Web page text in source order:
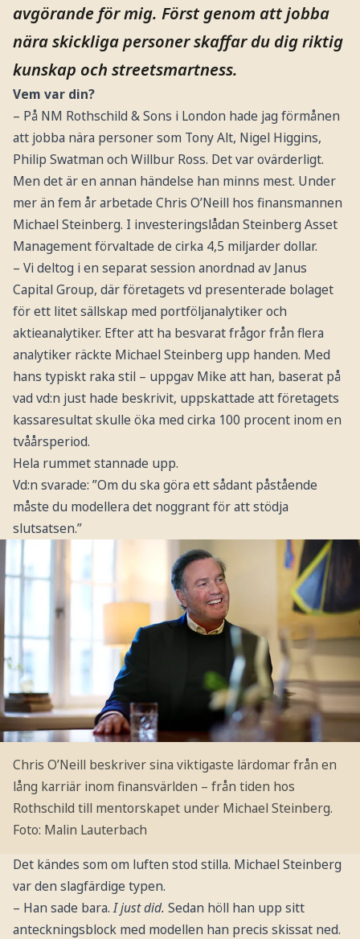
avgörande för mig. Först genom att jobba
nära skickliga personer skaffar du dig riktig
kunskap och streetsmartness.
Vem var din?
– På NM Rothschild & Sons i London hade jag förmånen
att jobba nära personer som Tony Alt, Nigel Higgins,
Philip Swatman och Willbur Ross. Det var ovärderligt.
Men det är en annan händelse han minns mest. Under
mer än fem år arbetade Chris O’Neill hos finansmannen
Michael Steinberg. I investeringslådan Steinberg Asset
Management förvaltade de cirka 4,5 miljarder dollar.
– Vi deltog i en separat session anordnad av Janus
Capital Group, där företagets vd presenterade bolaget
för ett litet sällskap med portföljanalytiker och
aktieanalytiker. Efter att ha besvarat frågor från flera
analytiker räckte Michael Steinberg upp handen. Med
hans typiskt raka stil – uppgav Mike att han, baserat på
vad vd:n just hade beskrivit, uppskattade att företagets
kassaresultat skulle öka med cirka 100 procent inom en
tvåårsperiod.
Hela rummet stannade upp.
Vd:n svarade: ”Om du ska göra ett sådant påstående
måste du modellera det noggrant för att stödja
slutsatsen.”
Chris O’Neill beskriver sina viktigaste lärdomar från en
lång karriär inom finansvärlden – från tiden hos
Rothschild till mentorskapet under Michael Steinberg.
Foto: Malin Lauterbach
Det kändes som om luften stod stilla. Michael Steinberg
var den slagfärdige typen.
– Han sade bara.I just did. Sedan höll han upp sitt
anteckningsblock med modellen han precis skissat ned.